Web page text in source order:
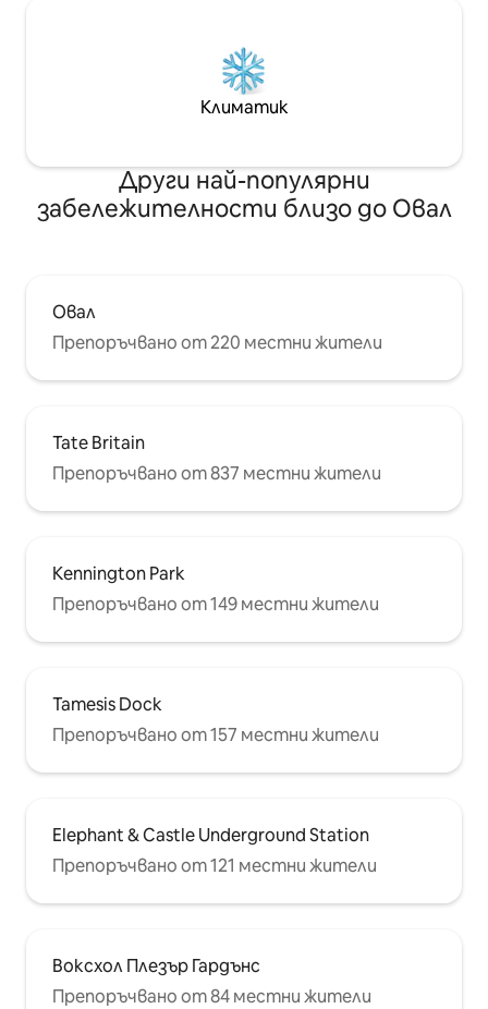
Климатик
Други най-популярни
забележителности близо до Овал
Овал
Препоръчвано от 220 местни жители
Tate Britain
Препоръчвано от 837 местни жители
Kennington Park
Препоръчвано от 149 местни жители
Tamesis Dock
Препоръчвано от 157 местни жители
Elephant & Castle Underground Station
Препоръчвано от 121 местни жители
Воксхол Плезър Гардънс
Препоръчвано от 84 местни жители